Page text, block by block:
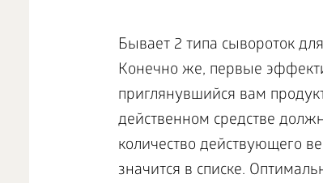
Бывает 2 типа сывороток
Конечно же, первые
приглянувшийся вам
действенном средстве
количество действующего
значится в списке.